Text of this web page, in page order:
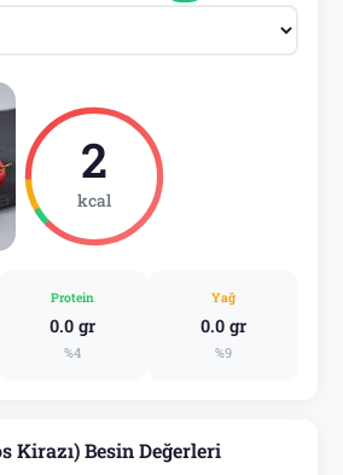
2
kcal
Protein
0.0 gr
%4
Yağ
0.0 gr
%9
Kirazı) Besin Değerleri